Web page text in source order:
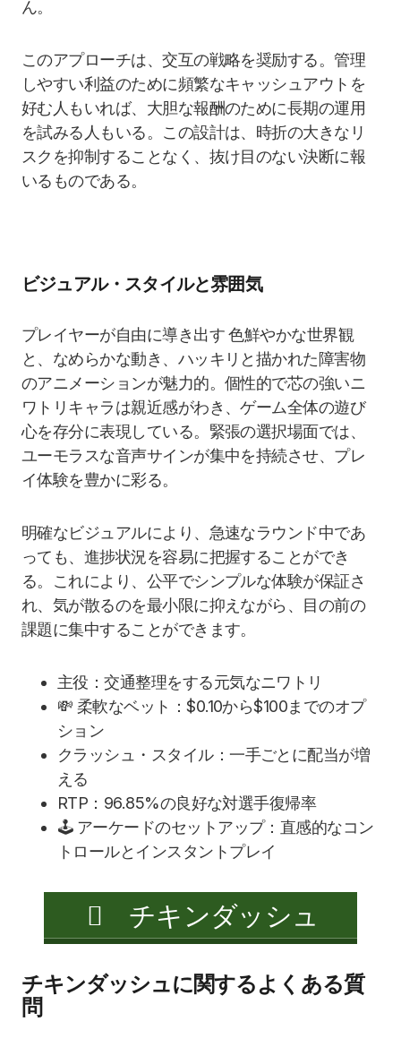
ん。
このアプローチは、交互の戦略を奨励する。管理
しやすい利益のために頻繁なキャッシュアウトを
好む人もいれば、大胆な報酬のために長期の運用
を試みる人もいる。この設計は、時折の大きなリ
スクを抑制することなく、抜け目のない決断に報
いるものである。
ビジュアル・スタイルと雰囲気
プレイヤーが自由に導き出す 色鮮やかな世界観
と、なめらかな動き、ハッキリと描かれた障害物
のアニメーションが魅力的。個性的で芯の強いニ
ワトリキャラは親近感がわき、ゲーム全体の遊び
心を存分に表現している。緊張の選択場面では、
ユーモラスな音声サインが集中を持続させ、プレ
イ体験を豊かに彩る。
明確なビジュアルにより、急速なラウンド中であ
っても、進捗状況を容易に把握することができ
る。これにより、公平でシンプルな体験が保証さ
れ、気が散るのを最小限に抑えながら、目の前の
課題に集中することができます。
主役：交通整理をする元気なニワトリ
💸 柔軟なベット：$0.10から$100までのオプ
ション
クラッシュ・スタイル：一手ごとに配当が増
える
RTP：96.85%の良好な対選手復帰率
🕹️ アーケードのセットアップ：直感的なコン
トロールとインスタントプレイ
チキンダッシュ
チキンダッシュに関するよくある質
問